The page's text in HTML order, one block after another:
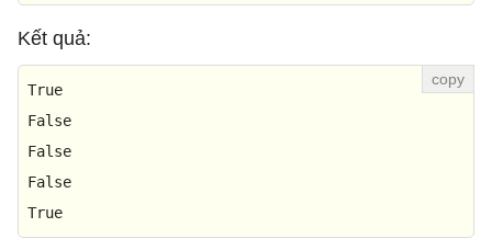
Kết quả:
True
False
False
False
True